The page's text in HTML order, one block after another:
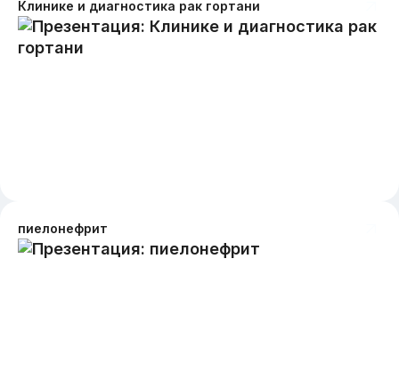
Клинике и диагностика рак гортани
пиелонефрит